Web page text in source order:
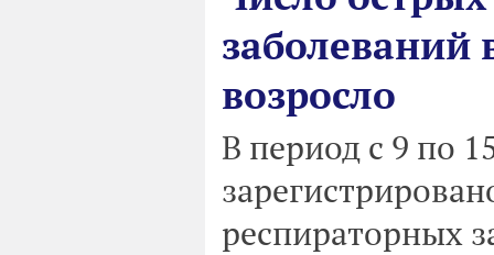
заболеваний
возросло
В период с 9 по
респираторных